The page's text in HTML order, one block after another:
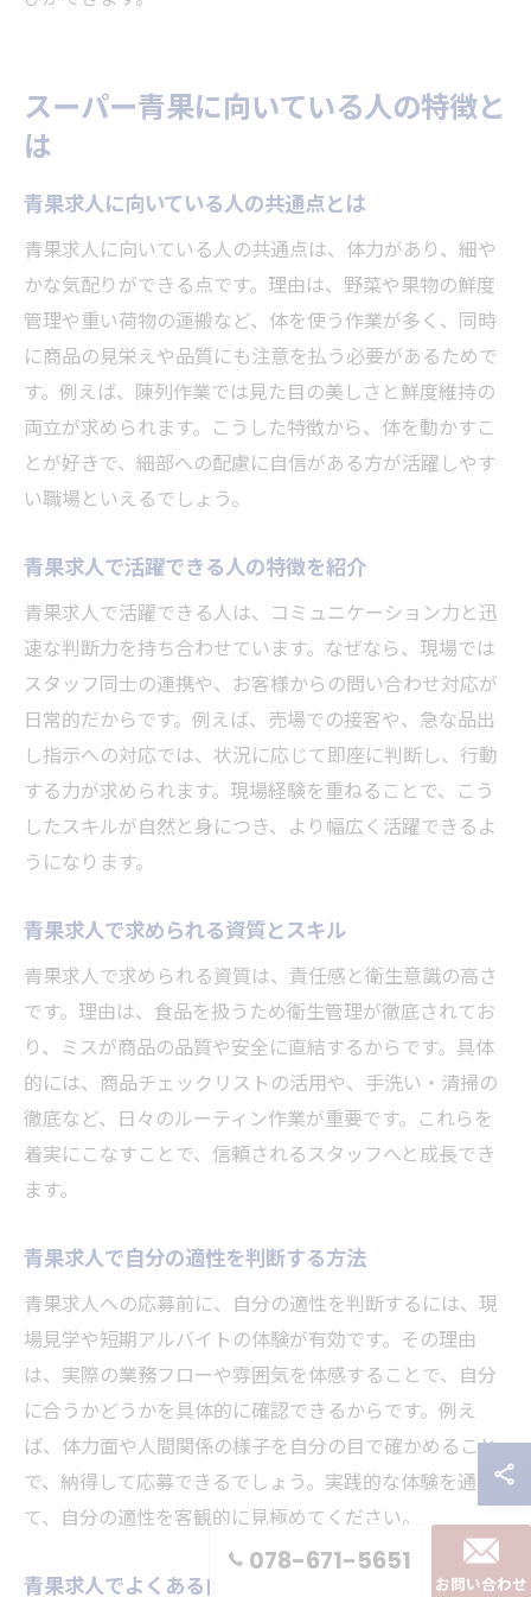
スーパー青果に向いている人の特徴と
は
青果求人に向いている人の共通点とは
青果求人に向いている人の共通点は、体力があり、細や
かな気配りができる点です。理由は、野菜や果物の鮮度
管理や重い荷物の運搬など、体を使う作業が多く、同時
に商品の見栄えや品質にも注意を払う必要があるためで
す。例えば、陳列作業では見た目の美しさと鮮度維持の
両立が求められます。こうした特徴から、体を動かすこ
とが好きで、細部への配慮に自信がある方が活躍しやす
い職場といえるでしょう。
青果求人で活躍できる人の特徴を紹介
青果求人で活躍できる人は、コミュニケーション力と迅
速な判断力を持ち合わせています。なぜなら、現場では
スタッフ同士の連携や、お客様からの問い合わせ対応が
日常的だからです。例えば、売場での接客や、急な品出
し指示への対応では、状況に応じて即座に判断し、行動
する力が求められます。現場経験を重ねることで、こう
したスキルが自然と身につき、より幅広く活躍できるよ
うになります。
青果求人で求められる資質とスキル
青果求人で求められる資質は、責任感と衛生意識の高さ
です。理由は、食品を扱うため衛生管理が徹底されてお
り、ミスが商品の品質や安全に直結するからです。具体
的には、商品チェックリストの活用や、手洗い・清掃の
徹底など、日々のルーティン作業が重要です。これらを
着実にこなすことで、信頼されるスタッフへと成長でき
ます。
青果求人で自分の適性を判断する方法
青果求人への応募前に、自分の適性を判断するには、現
場見学や短期アルバイトの体験が有効です。その理由
は、実際の業務フローや雰囲気を体感することで、自分
に合うかどうかを具体的に確認できるからです。例え
ば、体力面や人間関係の様子を自分の目で確かめること
で、納得して応募できるでしょう。実践的な体験を通じ
て、自分の適性を客観的に見極めてください。
青果求人でよくある向き不向きの見分け方
078-671-5651
お問い合わせ